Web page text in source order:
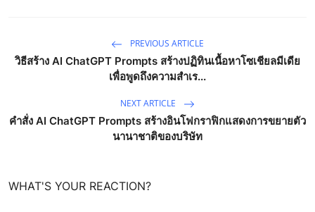
PREVIOUS ARTICLE
วิธีสร้าง AI ChatGPT Prompts สร้างปฏิทินเนื้อหาโซเชียลมีเดีย
เพื่อพูดถึงความสำเร...
NEXT ARTICLE
คำสั่ง AI ChatGPT Prompts สร้างอินโฟกราฟิกแสดงการขยายตัว
นานาชาติของบริษัท
WHAT'S YOUR REACTION?